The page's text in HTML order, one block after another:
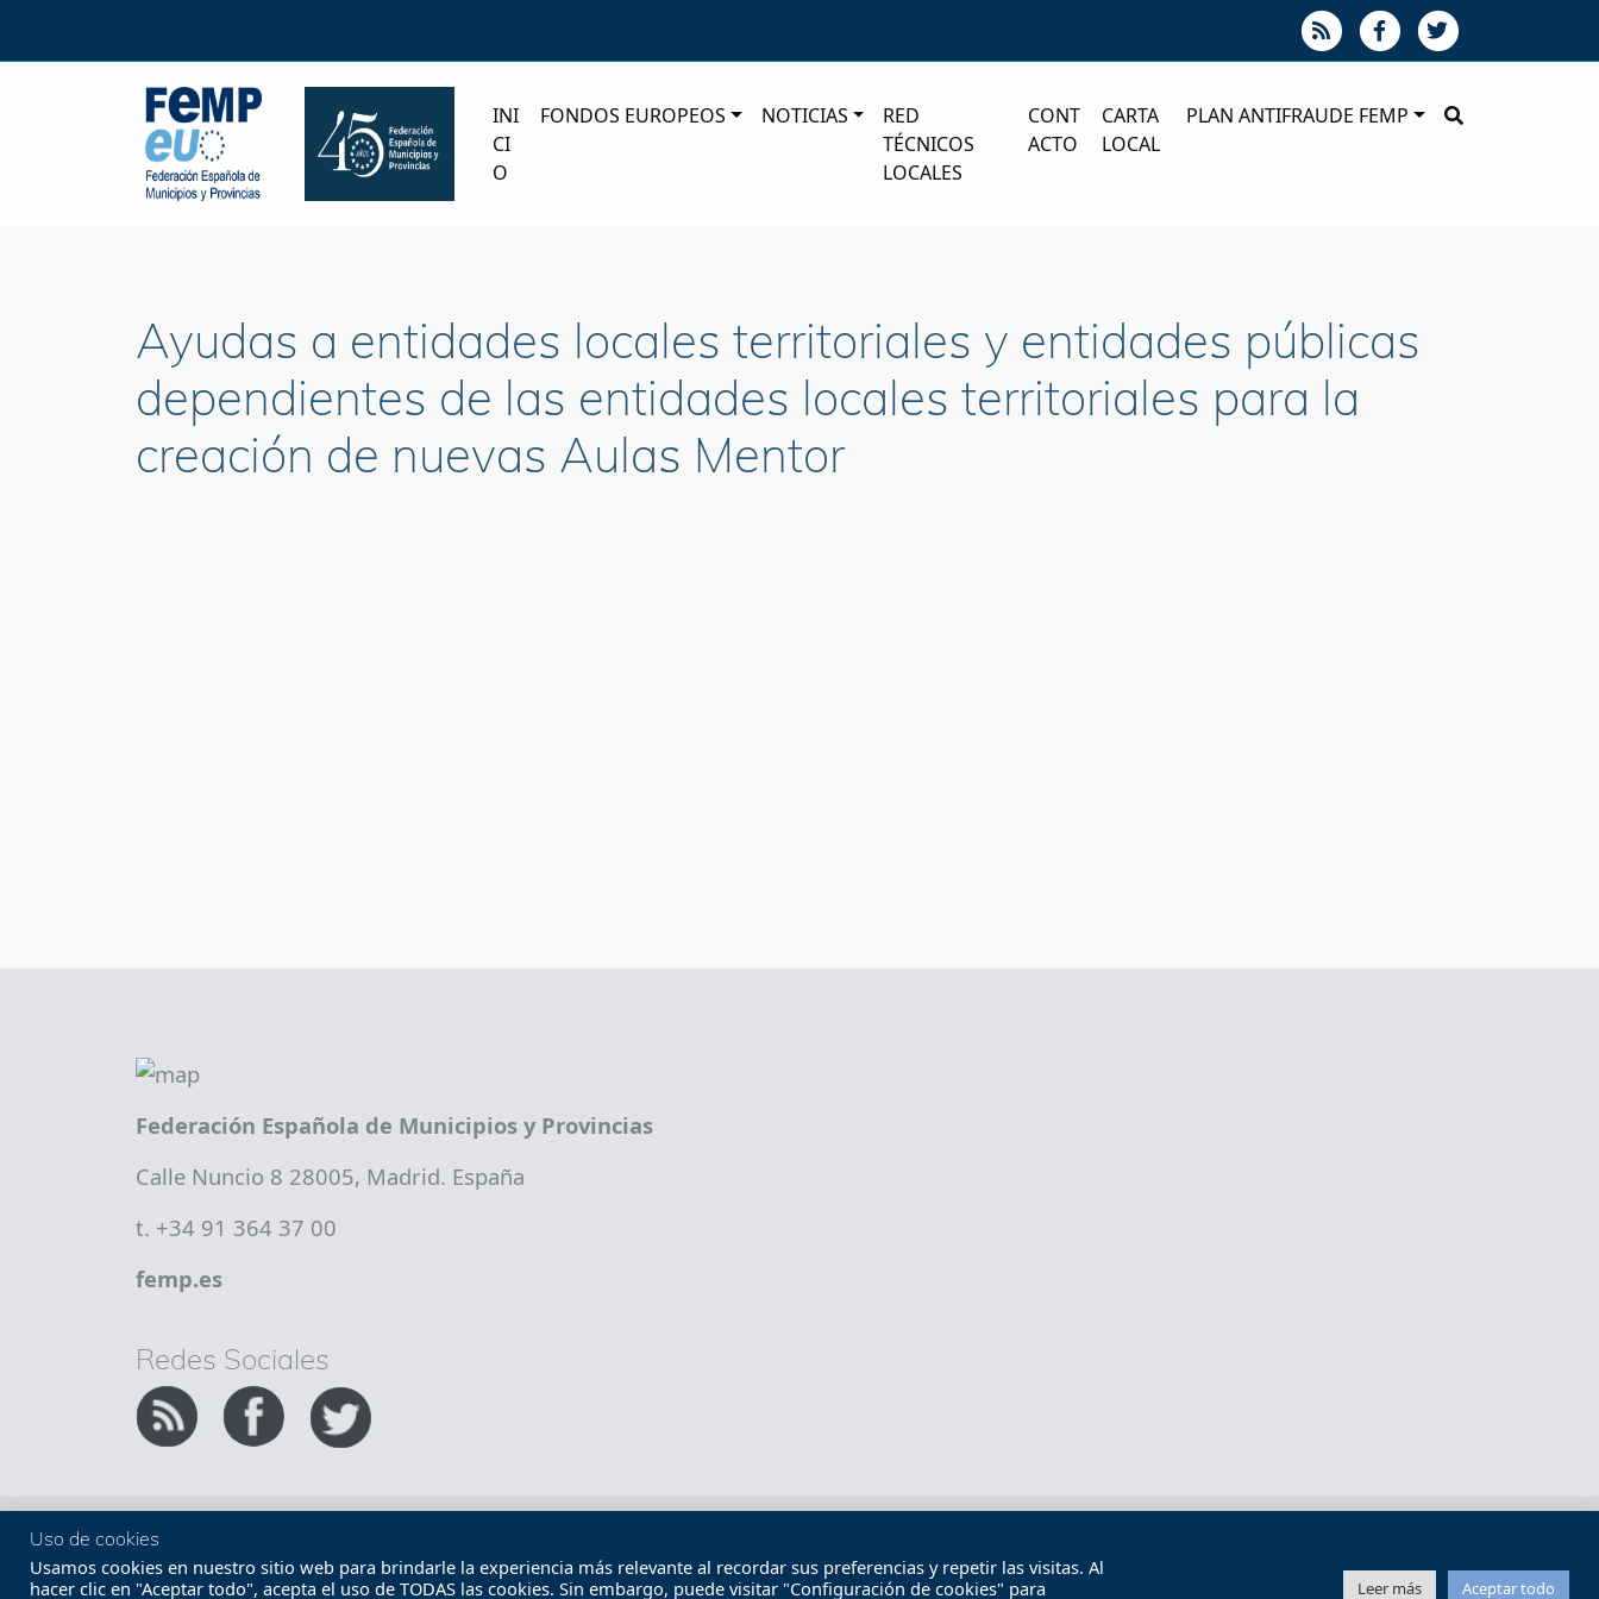
INI
CI
O
FONDOS EUROPEOS NOTICIAS
RED
TÉCNICOS
LOCALES
CONT
ACTO
CARTA
LOCAL
PLAN ANTIFRAUDE FEMP
Ayudas a entidades locales territoriales y entidades públicas
dependientes de las entidades locales territoriales para la
creación de nuevas Aulas Mentor
Federación Española de Municipios y Provincias
Calle Nuncio 8 28005, Madrid. España
t. +34 91 364 37 00
femp.es
Redes Sociales
Contacto
Uso de cookies
Usamos cookies en nuestro sitio web para brindarle la experiencia más relevante al recordar sus preferencias y repetir las visitas. Al
hacer clic en "Aceptar todo", acepta el uso de TODAS las cookies. Sin embargo, puede visitar "Configuración de cookies" para
Leer más Aceptar todo